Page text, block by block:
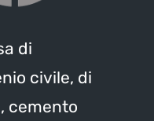
di
civile, di
cemento